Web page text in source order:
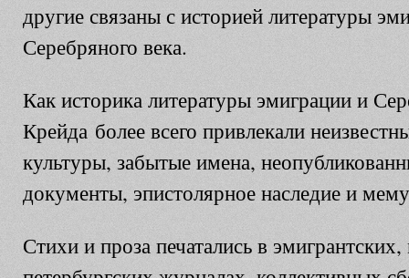
другие связаны с историей литературы
Серебряного века.
Как историка литературы эмиграции и
Крейда более всего привлекали
культуры, забытые имена,
документы, эпистолярное наследие и
Стихи и проза печатались в